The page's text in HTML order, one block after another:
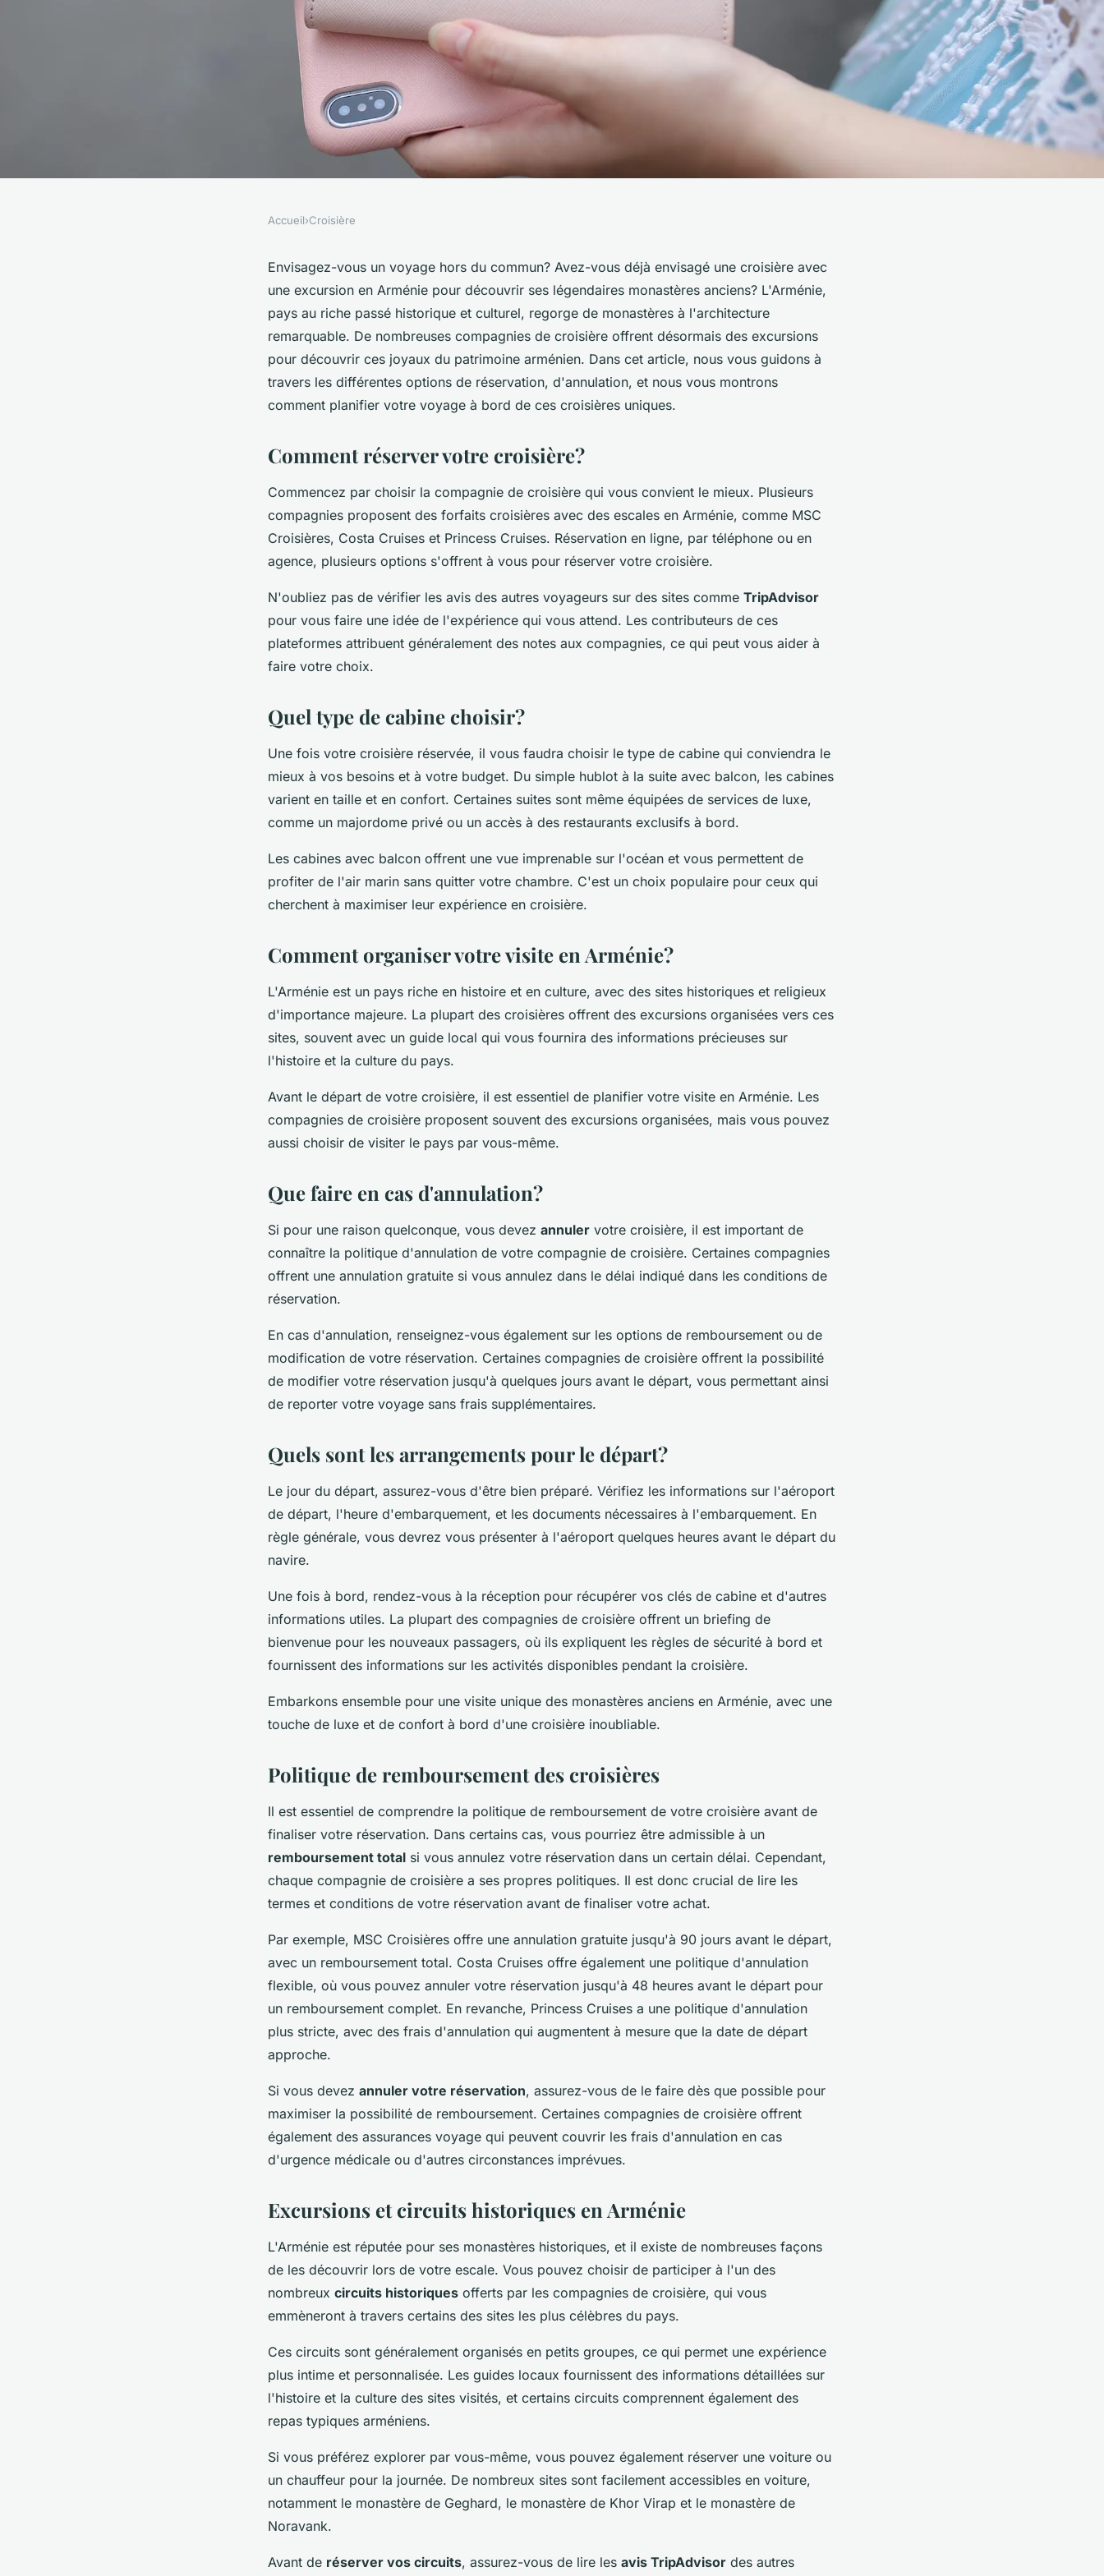
Quelles croisières offrent des
excursions pour découvrir les anciens
monastères en Arménie?
Accueil›Croisière
Envisagez-vous un voyage hors du commun? Avez-vous déjà envisagé une croisière avec
une excursion en Arménie pour découvrir ses légendaires monastères anciens? L'Arménie,
pays au riche passé historique et culturel, regorge de monastères à l'architecture
remarquable. De nombreuses compagnies de croisière offrent désormais des excursions
pour découvrir ces joyaux du patrimoine arménien. Dans cet article, nous vous guidons à
travers les différentes options de réservation, d'annulation, et nous vous montrons
comment planifier votre voyage à bord de ces croisières uniques.
Comment réserver votre croisière?
Commencez par choisir la compagnie de croisière qui vous convient le mieux. Plusieurs
compagnies proposent des forfaits croisières avec des escales en Arménie, comme MSC
Croisières, Costa Cruises et Princess Cruises. Réservation en ligne, par téléphone ou en
agence, plusieurs options s'offrent à vous pour réserver votre croisière.
N'oubliez pas de vérifier les avis des autres voyageurs sur des sites comme TripAdvisor
pour vous faire une idée de l'expérience qui vous attend. Les contributeurs de ces
plateformes attribuent généralement des notes aux compagnies, ce qui peut vous aider à
faire votre choix.
Quel type de cabine choisir?
Une fois votre croisière réservée, il vous faudra choisir le type de cabine qui conviendra le
mieux à vos besoins et à votre budget. Du simple hublot à la suite avec balcon, les cabines
varient en taille et en confort. Certaines suites sont même équipées de services de luxe,
comme un majordome privé ou un accès à des restaurants exclusifs à bord.
Les cabines avec balcon offrent une vue imprenable sur l'océan et vous permettent de
profiter de l'air marin sans quitter votre chambre. C'est un choix populaire pour ceux qui
cherchent à maximiser leur expérience en croisière.
Comment organiser votre visite en Arménie?
L'Arménie est un pays riche en histoire et en culture, avec des sites historiques et religieux
d'importance majeure. La plupart des croisières offrent des excursions organisées vers ces
sites, souvent avec un guide local qui vous fournira des informations précieuses sur
l'histoire et la culture du pays.
Avant le départ de votre croisière, il est essentiel de planifier votre visite en Arménie. Les
compagnies de croisière proposent souvent des excursions organisées, mais vous pouvez
aussi choisir de visiter le pays par vous-même.
Que faire en cas d'annulation?
Si pour une raison quelconque, vous devez annuler votre croisière, il est important de
connaître la politique d'annulation de votre compagnie de croisière. Certaines compagnies
offrent une annulation gratuite si vous annulez dans le délai indiqué dans les conditions de
réservation.
En cas d'annulation, renseignez-vous également sur les options de remboursement ou de
modification de votre réservation. Certaines compagnies de croisière offrent la possibilité
de modifier votre réservation jusqu'à quelques jours avant le départ, vous permettant ainsi
de reporter votre voyage sans frais supplémentaires.
Quels sont les arrangements pour le départ?
Le jour du départ, assurez-vous d'être bien préparé. Vérifiez les informations sur l'aéroport
de départ, l'heure d'embarquement, et les documents nécessaires à l'embarquement. En
règle générale, vous devrez vous présenter à l'aéroport quelques heures avant le départ du
navire.
Une fois à bord, rendez-vous à la réception pour récupérer vos clés de cabine et d'autres
informations utiles. La plupart des compagnies de croisière offrent un briefing de
bienvenue pour les nouveaux passagers, où ils expliquent les règles de sécurité à bord et
fournissent des informations sur les activités disponibles pendant la croisière.
Embarkons ensemble pour une visite unique des monastères anciens en Arménie, avec une
touche de luxe et de confort à bord d'une croisière inoubliable.
Politique de remboursement des croisières
Il est essentiel de comprendre la politique de remboursement de votre croisière avant de
finaliser votre réservation. Dans certains cas, vous pourriez être admissible à un
remboursement total si vous annulez votre réservation dans un certain délai. Cependant,
chaque compagnie de croisière a ses propres politiques. Il est donc crucial de lire les
termes et conditions de votre réservation avant de finaliser votre achat.
Par exemple, MSC Croisières offre une annulation gratuite jusqu'à 90 jours avant le départ,
avec un remboursement total. Costa Cruises offre également une politique d'annulation
flexible, où vous pouvez annuler votre réservation jusqu'à 48 heures avant le départ pour
un remboursement complet. En revanche, Princess Cruises a une politique d'annulation
plus stricte, avec des frais d'annulation qui augmentent à mesure que la date de départ
approche.
Si vous devez annuler votre réservation, assurez-vous de le faire dès que possible pour
maximiser la possibilité de remboursement. Certaines compagnies de croisière offrent
également des assurances voyage qui peuvent couvrir les frais d'annulation en cas
d'urgence médicale ou d'autres circonstances imprévues.
Excursions et circuits historiques en Arménie
L'Arménie est réputée pour ses monastères historiques, et il existe de nombreuses façons
de les découvrir lors de votre escale. Vous pouvez choisir de participer à l'un des
nombreux circuits historiques offerts par les compagnies de croisière, qui vous
emmèneront à travers certains des sites les plus célèbres du pays.
Ces circuits sont généralement organisés en petits groupes, ce qui permet une expérience
plus intime et personnalisée. Les guides locaux fournissent des informations détaillées sur
l'histoire et la culture des sites visités, et certains circuits comprennent également des
repas typiques arméniens.
Si vous préférez explorer par vous-même, vous pouvez également réserver une voiture ou
un chauffeur pour la journée. De nombreux sites sont facilement accessibles en voiture,
notamment le monastère de Geghard, le monastère de Khor Virap et le monastère de
Noravank.
Avant de réserver vos circuits, assurez-vous de lire les avis TripAdvisor des autres